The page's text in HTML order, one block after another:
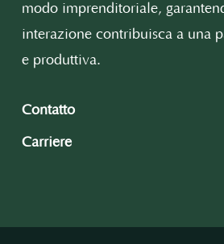
modo imprenditoriale,
interazione contribuisca a una
e produttiva.
Contatto
Carriere